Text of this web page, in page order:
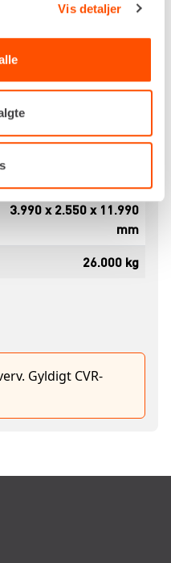
Vis detaljer
41,00 m
600 kg
500°
3.990 x 2.550 x 11.990
mm
26.000 kg
Gyldigt CVR-